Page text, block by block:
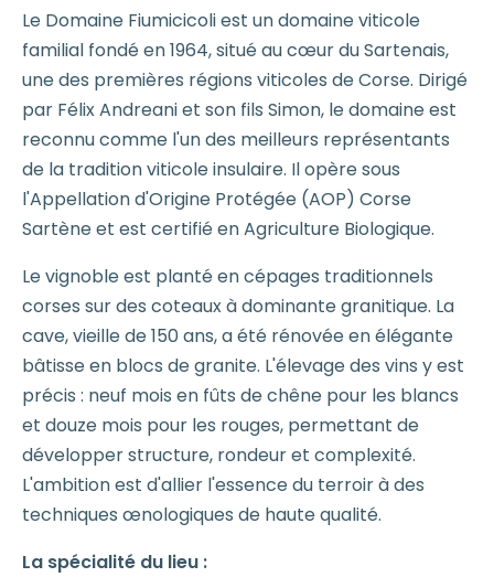
Le Domaine Fiumicicoli est un domaine viticole
familial fondé en 1964, situé au cœur du Sartenais,
une des premières régions viticoles de Corse. Dirigé
par Félix Andreani et son fils Simon, le domaine est
reconnu comme l'un des meilleurs représentants
de la tradition viticole insulaire. Il opère sous
l'Appellation d'Origine Protégée (AOP) Corse
Sartène et est certifié en Agriculture Biologique.
Le vignoble est planté en cépages traditionnels
corses sur des coteaux à dominante granitique. La
cave, vieille de 150 ans, a été rénovée en élégante
bâtisse en blocs de granite. L'élevage des vins y est
précis : neuf mois en fûts de chêne pour les blancs
et douze mois pour les rouges, permettant de
développer structure, rondeur et complexité.
L'ambition est d'allier l'essence du terroir à des
techniques œnologiques de haute qualité.
La spécialité du lieu :